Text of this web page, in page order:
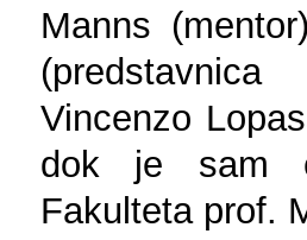
Manns
Vincenzo
dok je sam
Fakulteta prof.